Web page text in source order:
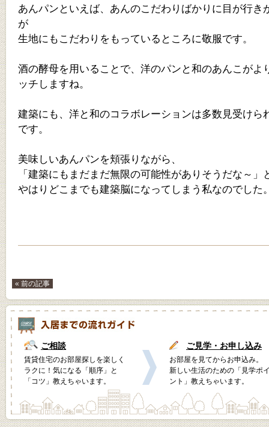
あんパンといえば、あんのこだわりばかりに目が行き
が
生地にもこだわりをもっているところに敬服です。
酒の酵母を用いることで、洋のパンと和のあんこがよ
ッチしますね。
建築にも、洋と和のコラボレーションは多数見受けら
です。
美味しいあんパンを頬張りながら、
「建築にもまだまだ無限の可能性がありそうだな～」
やはりどこまでも建築脳になってしまう私なのでした
« 前の記事
ご相談
賃貸住宅のお部屋探しを楽しく
ラクに！気になる「順序」と
「コツ」教えちゃいます。
ご見学・お申し込み
お部屋を見てからお申込み。
新しい生活のための「見学ポ
ント」教えちゃいます。